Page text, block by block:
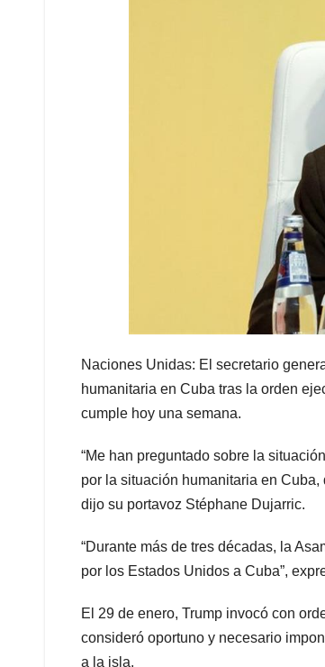
Naciones Unidas: El secretario
humanitaria en Cuba tras la orden
cumple hoy una semana.
“Me han preguntado sobre la
por la situación humanitaria en
dijo su portavoz Stéphane Dujarric.
“Durante más de tres décadas, la
por los Estados Unidos a Cuba”,
El 29 de enero, Trump invocó con
consideró oportuno y necesario
a la isla.